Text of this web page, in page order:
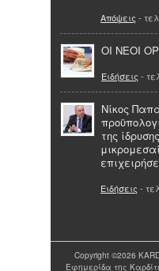
Απόψεις -
ΟΙ ΝΕΟΙ
Ειδήσεις -
Νίκος
της
Ειδήσεις -
Copyright ©2026
Εφημερίδα της